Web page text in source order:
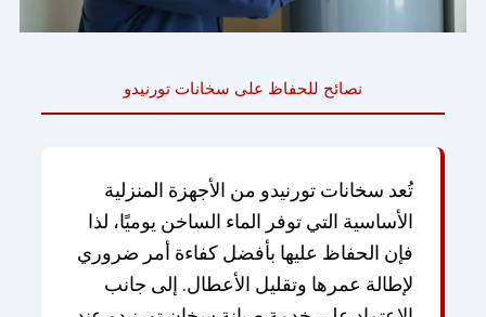
نصائح للحفاظ على سخانات تورنيدو
تُعد سخانات تورنيدو من الأجهزة المنزلية
الأساسية التي توفر الماء الساخن يوميًا، لذا
فإن الحفاظ عليها بأفضل كفاءة أمر ضروري
لإطالة عمرها وتقليل الأعطال. إلى جانب